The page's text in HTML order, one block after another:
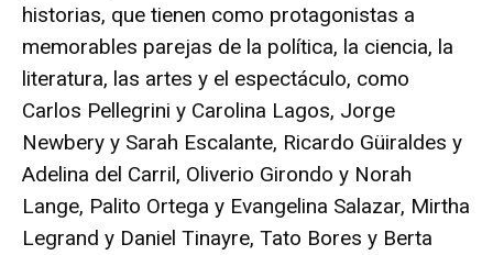
historias, que tienen como protagonistas a
memorables parejas de la política, la ciencia, la
literatura, las artes y el espectáculo, como
Carlos Pellegrini y Carolina Lagos, Jorge
Newbery y Sarah Escalante, Ricardo Güiraldes y
Adelina del Carril, Oliverio Girondo y Norah
Lange, Palito Ortega y Evangelina Salazar, Mirtha
Legrand y Daniel Tinayre, Tato Bores y Berta